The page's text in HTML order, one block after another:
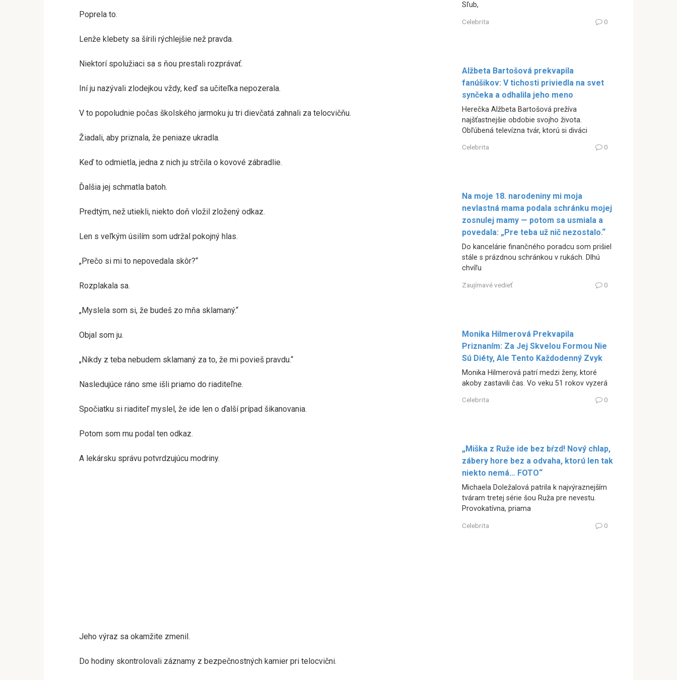
Poprela to.
Lenže klebety sa šírili rýchlejšie než pravda.
Niektorí spolužiaci sa s ňou prestali rozprávať.
Iní ju nazývali zlodejkou vždy, keď sa učiteľka nepozerala.
V to popoludnie počas školského jarmoku ju tri dievčatá zahnali za telocvičňu.
Žiadali, aby priznala, že peniaze ukradla.
Keď to odmietla, jedna z nich ju strčila o kovové zábradlie.
Ďalšia jej schmatla batoh.
Predtým, než utiekli, niekto doň vložil zložený odkaz.
Len s veľkým úsilím som udržal pokojný hlas.
„Prečo si mi to nepovedala skôr?“
Rozplakala sa.
„Myslela som si, že budeš zo mňa sklamaný.“
Objal som ju.
„Nikdy z teba nebudem sklamaný za to, že mi povieš pravdu.“
Nasledujúce ráno sme išli priamo do riaditeľne.
Spočiatku si riaditeľ myslel, že ide len o ďalší prípad šikanovania.
Potom som mu podal ten odkaz.
A lekársku správu potvrdzujúcu modriny.
Jeho výraz sa okamžite zmenil.
Do hodiny skontrolovali záznamy z bezpečnostných kamier pri telocvični.
Sľub,
Celebrita 0
Alžbeta Bartošová prekvapila
fanúšikov: V tichosti priviedla na svet
synčeka a odhalila jeho meno
Herečka Alžbeta Bartošová prežíva
najšťastnejšie obdobie svojho života.
Obľúbená televízna tvár, ktorú si diváci
Celebrita 0
Na moje 18. narodeniny mi moja
nevlastná mama podala schránku mojej
zosnulej mamy — potom sa usmiala a
povedala: „Pre teba už nič nezostalo.“
Do kancelárie finančného poradcu som prišiel
stále s prázdnou schránkou v rukách. Dlhú
chvíľu
Zaujímavé vedieť 0
Monika Hilmerová Prekvapila
Priznaním: Za Jej Skvelou Formou Nie
Sú Diéty, Ale Tento Každodenný Zvyk
Monika Hilmerová patrí medzi ženy, ktoré
akoby zastavili čas. Vo veku 51 rokov vyzerá
Celebrita 0
„Miška z Ruže ide bez bŕzd! Nový chlap,
zábery hore bez a odvaha, ktorú len tak
niekto nemá… FOTO“
Michaela Doležalová patrila k najvýraznejším
tváram tretej série šou Ruža pre nevestu.
Provokatívna, priama
Celebrita 0